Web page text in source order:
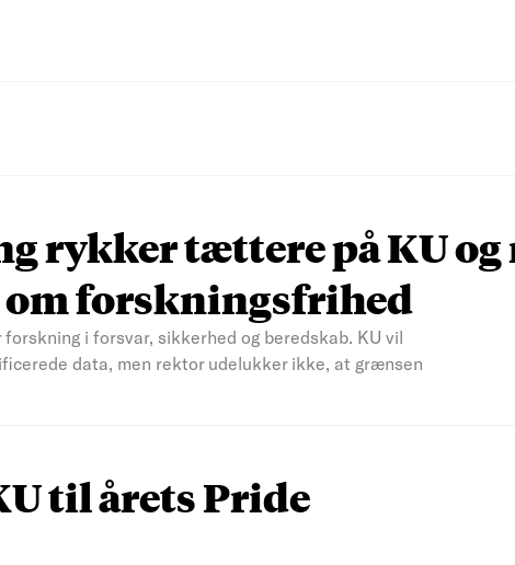
rykker tættere på KU og
om forskningsfrihed
i forsvar, sikkerhed og beredskab. KU vil
data, men rektor udelukker ikke, at grænsen
til årets Pride